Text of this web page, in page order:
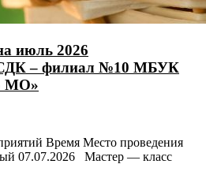
июль 2026
СДК – филиал №10 МБУК
МО»
Время Место проведения
07.07.2026 Мастер — класс